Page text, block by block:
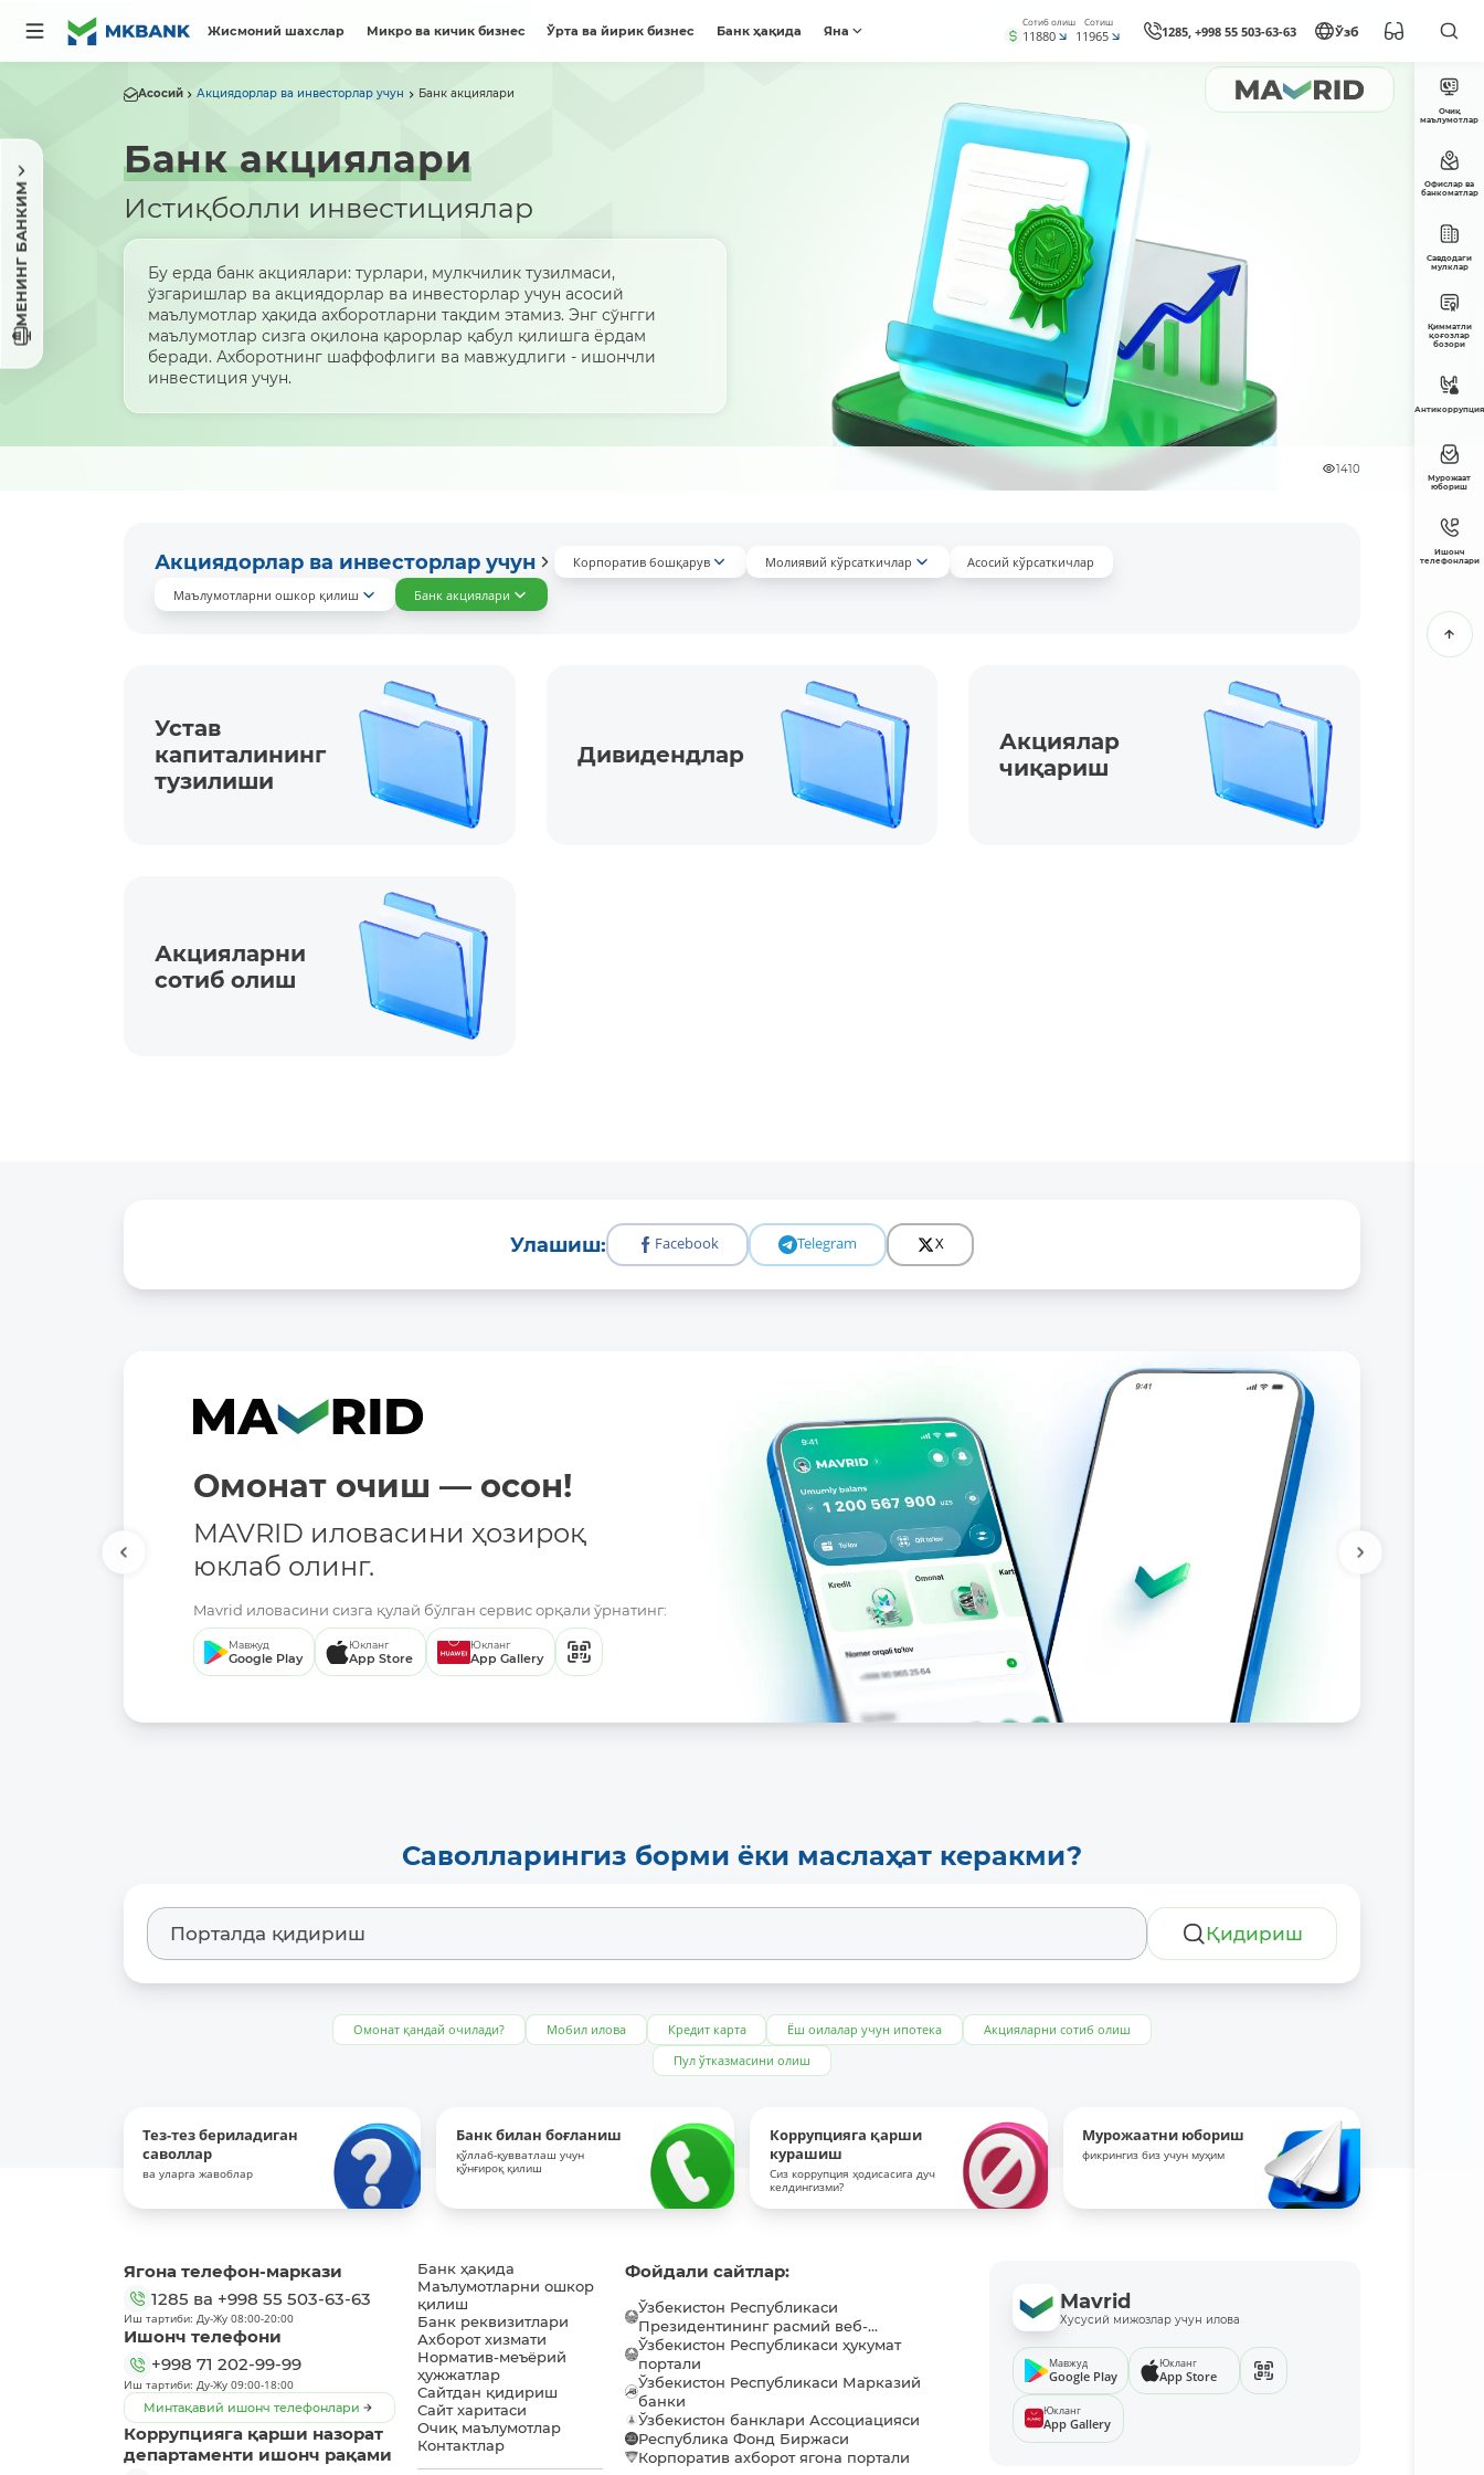
Жисмоний шахслар Микро ва кичик бизнес Ўрта ва йирик бизнес Банк ҳақида Яна
Сотиб олиш
11880
Сотиш
11965 1285, +998 55 503-63-63 Ўзб
МЕНИНГ БАНКИМ
Асосий Акциядорлар ва инвесторлар учун Банк акциялари
Банк акциялари
Истиқболли инвестициялар
Бу ерда банк акциялари: турлари, мулкчилик тузилмаси,
ўзгаришлар ва акциядорлар ва инвесторлар учун асосий
маълумотлар ҳақида ахборотларни тақдим этамиз. Энг сўнгги
маълумотлар сизга оқилона қарорлар қабул қилишга ёрдам
беради. Ахборотнинг шаффофлиги ва мавжудлиги - ишончли
инвестиция учун.
1410
Акциядорлар ва инвесторлар учун Корпоратив бошқарув Молиявий кўрсаткичлар
Асосий кўрсаткичлар
Маълумотларни ошкор қилиш
Банк акциялари
Устав
капиталининг
тузилиши
Дивидендлар
Акциялар
чиқариш
Акцияларни
сотиб олиш
Улашиш: Facebook Telegram X
Омонат очиш — осон!
MAVRID иловасини ҳозироқ
юклаб олинг.
Mavrid иловасини сизга қулай бўлган сервис орқали ўрнатинг:
Мавжуд
Google Play
Юкланг
App Store
Юкланг
App Gallery
Саволларингиз борми ёки маслаҳат керакми?
Қидириш
Омонат қандай очилади? Мобил илова Кредит карта Ёш оилалар учун ипотека
Акцияларни сотиб олиш
Пул ўтказмасини олиш
Тез-тез бериладиган
саволлар
ва уларга жавоблар
Банк билан боғланиш
қўллаб-қувватлаш учун
қўнғироқ қилиш
Коррупцияга қарши
курашиш
Сиз коррупция ҳодисасига дуч
келдингизми?
Мурожаатни юбориш
фикрингиз биз учун муҳим
Очиқ
маълумотлар
Офислар ва
банкоматлар
Савдодаги
мулклар
Қимматли
қоғозлар
бозори
Антикоррупция
Мурожаат
юбориш
Ишонч
телефонлари
Ягона телефон-маркази
1285 ва +998 55 503-63-63
Иш тартиби: Ду-Жу 08:00-20:00
Ишонч телефони
+998 71 202-99-99
Иш тартиби: Ду-Жу 09:00-18:00
Минтақавий ишонч телефонлари
Коррупцияга қарши назорат
департаменти ишонч рақами
Банк ҳақида
Маълумотларни ошкор
қилиш
Банк реквизитлари
Ахборот хизмати
Норматив-меъёрий
ҳужжатлар
Сайтдан қидириш
Сайт харитаси
Очиқ маълумотлар
Контактлар
Фойдали сайтлар:
Ўзбекистон Республикаси
Президентининг расмий веб-...
Ўзбекистон Республикаси ҳукумат
портали
Ўзбекистон Республикаси Марказий
банки
Ўзбекистон банклари Ассоциацияси
Республика Фонд Биржаси
Корпоратив ахборот ягона портали
Mavrid
Хусусий мижозлар учун илова
Мавжуд
Google Play
Юкланг
App Store
Юкланг
App Gallery